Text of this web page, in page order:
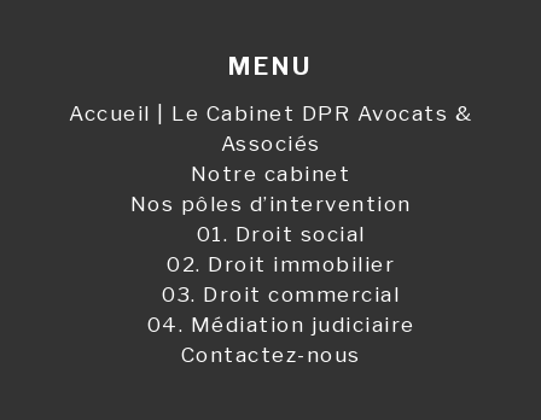
MENU
Accueil | Le Cabinet DPR Avocats &
Associés
Notre cabinet
Nos pôles d’intervention
01. Droit social
02. Droit immobilier
03. Droit commercial
04. Médiation judiciaire
Contactez-nous